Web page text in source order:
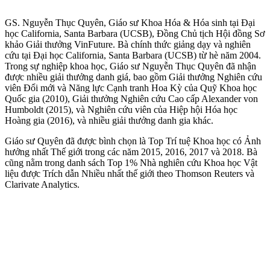
GS. Nguyễn Thục Quyên, Giáo sư Khoa Hóa & Hóa sinh tại Đại
học California, Santa Barbara (UCSB), Đồng Chủ tịch Hội đồng Sơ
khảo Giải thưởng VinFuture. Bà chính thức giảng dạy và nghiên
cứu tại Đại học California, Santa Barbara (UCSB) từ hè năm 2004.
Trong sự nghiệp khoa học, Giáo sư Nguyễn Thục Quyên đã nhận
được nhiều giải thưởng danh giá, bao gồm Giải thưởng Nghiên cứu
viên Đổi mới và Năng lực Cạnh tranh Hoa Kỳ của Quỹ Khoa học
Quốc gia (2010), Giải thưởng Nghiên cứu Cao cấp Alexander von
Humboldt (2015), và Nghiên cứu viên của Hiệp hội Hóa học
Hoàng gia (2016), và nhiều giải thưởng danh gia khác.
Giáo sư Quyên đã được bình chọn là Top Trí tuệ Khoa học có Ảnh
hưởng nhất Thế giới trong các năm 2015, 2016, 2017 và 2018. Bà
cũng nằm trong danh sách Top 1% Nhà nghiên cứu Khoa học Vật
liệu được Trích dẫn Nhiều nhất thế giới theo Thomson Reuters và
Clarivate Analytics.